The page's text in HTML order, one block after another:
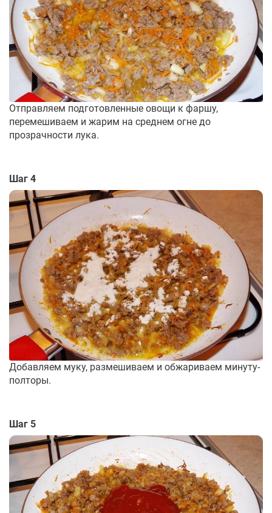
Отправляем подготовленные овощи к фаршу,
перемешиваем и жарим на среднем огне до
прозрачности лука.
Шаг 4
Добавляем муку, размешиваем и обжариваем минуту-
полторы.
Шаг 5